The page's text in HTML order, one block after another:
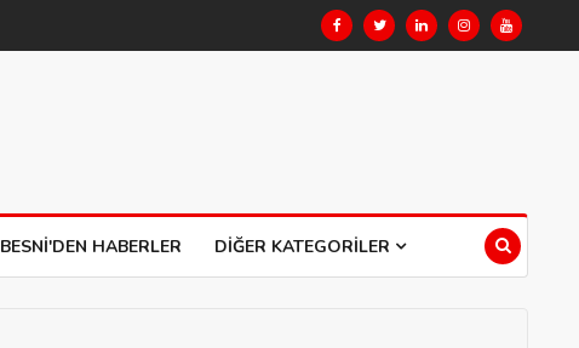
BESNI'DEN HABERLER DIĞER KATEGORILER